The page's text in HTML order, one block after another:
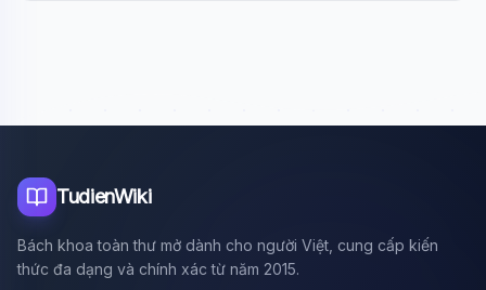
TudienWiki
Bách khoa toàn thư mở dành cho người Việt, cung cấp kiến
thức đa dạng và chính xác từ năm 2015.
🔬 Albert Einstein